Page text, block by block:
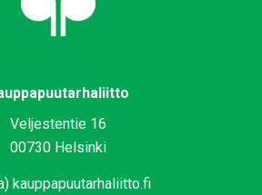
Veljestentie 16
00730 Helsinki
kauppapuutarhaliitto.fi